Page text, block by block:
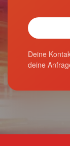
Deine
deine